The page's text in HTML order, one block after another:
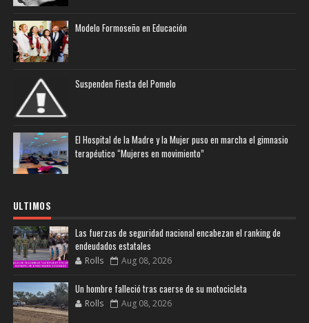
Modelo Formoseño en Educación
Suspenden Fiesta del Pomelo
El Hospital de la Madre y la Mujer puso en marcha el gimnasio
terapéutico “Mujeres en movimiento”
ULTIMOS
Las fuerzas de seguridad nacional encabezan el ranking de
endeudados estatales
Rolls Aug 08, 2026
Un hombre falleció tras caerse de su motocicleta
Rolls Aug 08, 2026